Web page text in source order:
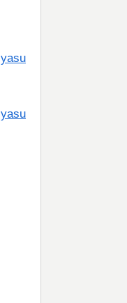
yasu
yasu